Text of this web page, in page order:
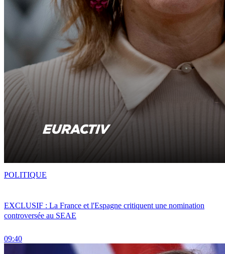
EXCLUSIF : La France et l'Espagne critiquent une nomination
controversée au SEAE
09:40
POLITIQUE